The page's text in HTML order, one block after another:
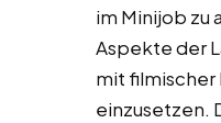
im Minijob zu
Aspekte der
mit filmischer
einzusetzen.